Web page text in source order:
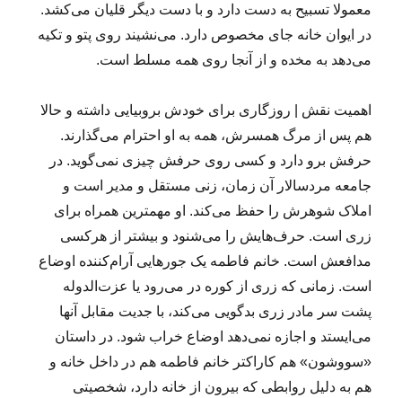
معمولا تسبیح به دست دارد و با دست دیگر قلیان می‌کشد.
در ایوان خانه جای مخصوص دارد. می‌نشیند روی پتو و تکیه
می‌دهد به مخده و از آنجا روی همه مسلط است.
اهمیت نقش | روزگاری برای خودش بروبیایی داشته و حالا
هم پس از مرگ همسرش، همه به او احترام می‌گذارند.
حرفش برو دارد و کسی روی حرفش چیزی نمی‌گوید. در
جامعه مردسالار آن زمان، زنی مستقل و مدیر است و
املاک شوهرش را حفظ می‌کند. او مهمترین همراه برای
زری است. حرف‌هایش را می‌شنود و بیشتر از هرکسی
مدافعش است. خانم فاطمه یک جورهایی آرام‌کننده اوضاع
است. زمانی که زری از کوره در می‌رود یا عزت‌الدوله
پشت سر مادر زری بدگویی می‌کند، با جدیت مقابل آنها
می‌ایستد و اجازه نمی‌دهد اوضاع خراب شود. در داستان
«سووشون» هم کاراکتر خانم فاطمه هم در داخل خانه و
هم به دلیل روابطی که بیرون از خانه دارد، شخصیتی